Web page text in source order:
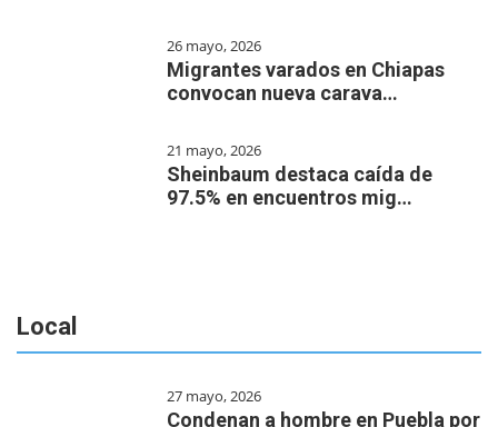
26 mayo, 2026
Migrantes varados en Chiapas
convocan nueva carava…
21 mayo, 2026
Sheinbaum destaca caída de
97.5% en encuentros mig…
Local
27 mayo, 2026
Condenan a hombre en Puebla por